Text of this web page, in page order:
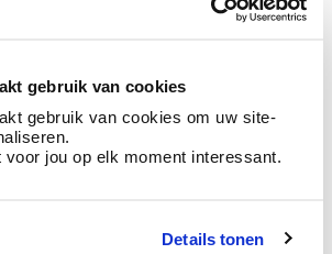
gebruik van cookies
gebruik van cookies om uw site-
voor jou op elk moment interessant.
Details tonen
ont été constatées ?
applicables ?